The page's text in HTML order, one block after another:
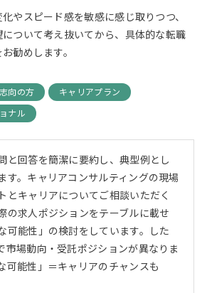
やスピード感を敏感に感じ取りつつ、
ついて考え抜いてから、具体的な転職
勧めします。
向の方
キャリアプラン
ナル
と回答を簡潔に要約し、典型例とし
す。キャリアコンサルティングの現場
とキャリアについてご相談いただく
の求人ポジションをテーブルに載せ
可能性」の検討をしています。した
市場動向・受託ポジションが異なりま
可能性」＝キャリアのチャンスも